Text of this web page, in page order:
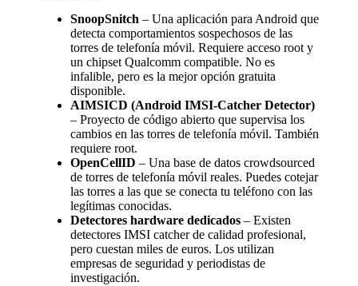
SnoopSnitch – Una aplicación para Android que
detecta comportamientos sospechosos de las
torres de telefonía móvil. Requiere acceso root y
un chipset Qualcomm compatible. No es
infalible, pero es la mejor opción gratuita
disponible.
AIMSICD (Android IMSI-Catcher Detector)
– Proyecto de código abierto que supervisa los
cambios en las torres de telefonía móvil. También
requiere root.
OpenCellID – Una base de datos crowdsourced
de torres de telefonía móvil reales. Puedes cotejar
las torres a las que se conecta tu teléfono con las
legítimas conocidas.
Detectores hardware dedicados – Existen
detectores IMSI catcher de calidad profesional,
pero cuestan miles de euros. Los utilizan
empresas de seguridad y periodistas de
investigación.